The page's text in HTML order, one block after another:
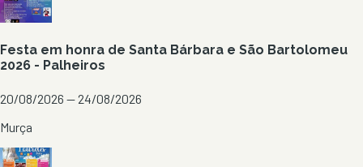
Festa em honra de Santa Bárbara e São Bartolomeu
2026 - Palheiros
20/08/2026 — 24/08/2026
Murça